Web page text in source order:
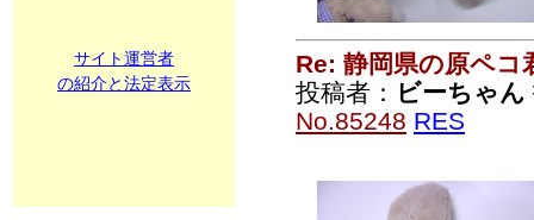
サイト運営者
の紹介と法定表示
Re: 静岡県の原ペコ
投稿者： ビーちゃん
No.85248 RES